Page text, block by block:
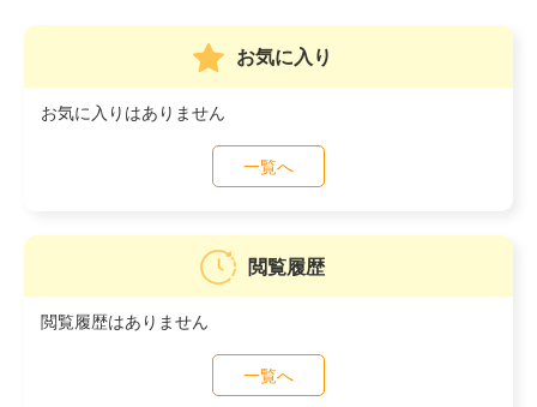
お気に入り
お気に入りはありません
一覧へ
閲覧履歴
閲覧履歴はありません
一覧へ